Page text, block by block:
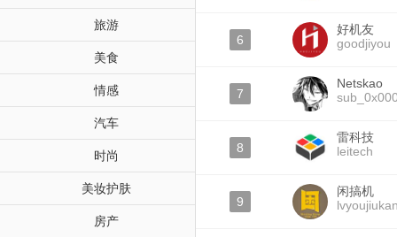
旅游
美食
情感
汽车
时尚
美妆护肤
房产
6
好机友
goodjiyou
7
Netskao
8
雷科技
leitech
9
闲搞机